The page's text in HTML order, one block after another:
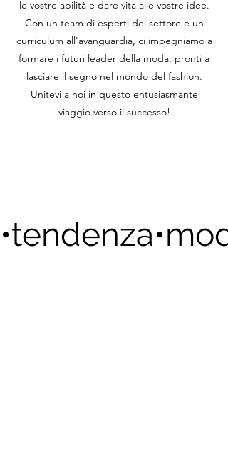
le vostre abilità e dare vita alle vostre idee.
Con un team di esperti del settore e un
curriculum all'avanguardia, ci impegniamo a
formare i futuri leader della moda, pronti a
lasciare il segno nel mondo del fashion.
Unitevi a noi in questo entusiasmante
viaggio verso il successo!